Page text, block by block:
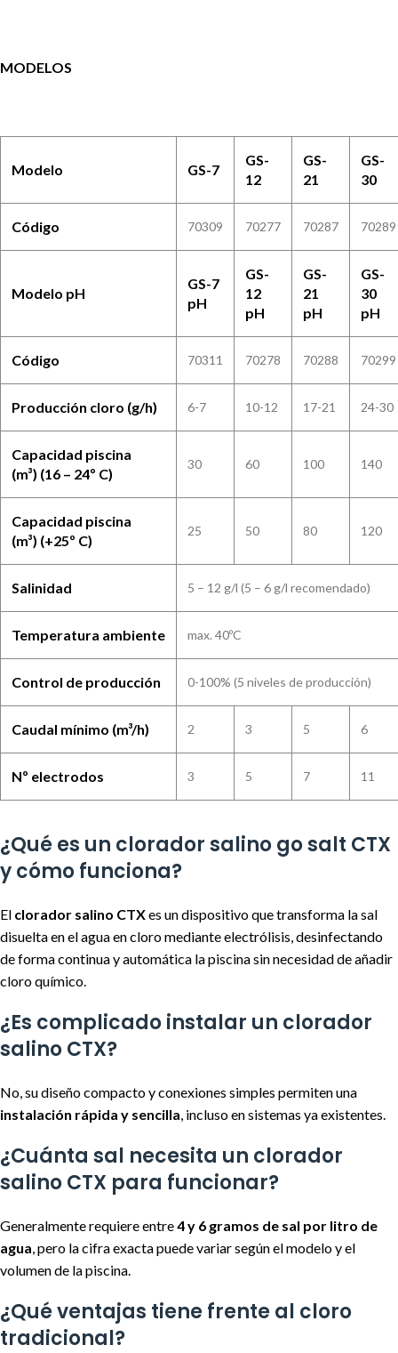
MODELOS
Modelo GS-7
GS-
12
GS-
21
GS-
30
Código 70309 70277 70287 70289
Modelo pH
GS-7
pH
GS-
12
pH
GS-
21
pH
GS-
30
pH
Código 70311 70278 70288 70299
Producción cloro (g/h) 6-7 10-12 17-21 24-30
Capacidad piscina
(m³) (16 – 24º C)
30 60 100 140
Capacidad piscina
(m³) (+25º C)
25 50 80 120
Salinidad 5 – 12 g/l (5 – 6 g/l recomendado)
Temperatura ambiente max. 40ºC
Control de producción 0-100% (5 niveles de producción)
Caudal mínimo (m³/h) 2 3 5 6
Nº electrodos 3 5 7 11
¿Qué es un clorador salino go salt CTX
y cómo funciona?
El clorador salino CTXes un dispositivo que transforma la sal
disuelta en el agua en cloro mediante electrólisis, desinfectando
de forma continua y automática la piscina sin necesidad de añadir
cloro químico.
¿Es complicado instalar un clorador
salino CTX?
No, su diseño compacto y conexiones simples permiten una
instalación rápida y sencilla, incluso en sistemas ya existentes.
¿Cuánta sal necesita un clorador
salino CTX para funcionar?
Generalmente requiere entre4 y 6 gramos de sal por litro de
agua, pero la cifra exacta puede variar según el modelo y el
volumen de la piscina.
¿Qué ventajas tiene frente al cloro
tradicional?